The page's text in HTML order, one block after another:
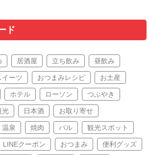
ド
居酒屋 立ち飲み 昼飲み
イーツ おつまみレシピ お土産
ホテル ローソン つぶやき
光 日本酒 お取り寄せ
温泉 焼肉 バル 観光スポット
LINEクーポン おつまみ 便利グッズ